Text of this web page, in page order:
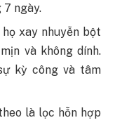
ngày.
họ xay nhuyễn bột
và không dính.
kỳ công và tâm
là lọc hỗn hợp